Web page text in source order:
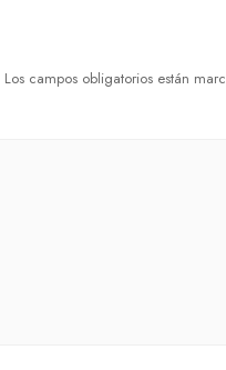
Los campos obligatorios están